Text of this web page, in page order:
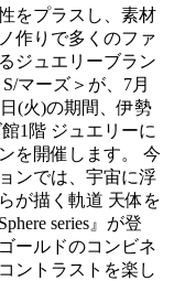
をプラスし、素材
作りで多くのファ
ジュエリーブラン
マーズ＞が、7月
(火)の期間、伊勢
1階 ジュエリーに
を開催します。 今
ンでは、宇宙に浮
が描く軌道 天体を
series』が登
ールドのコンビネ
ントラストを楽し